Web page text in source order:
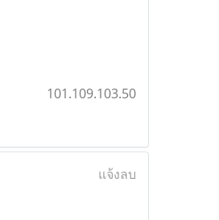
101.109.103.50
แจ้งลบ